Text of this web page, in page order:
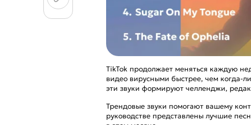
TikTok продолжает меняться каждую
видео вирусными быстрее, чем когда-
эти звуки формируют челленджи,
Трендовые звуки помогают вашему
руководстве представлены лучшие